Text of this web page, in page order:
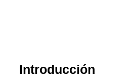
Introducción